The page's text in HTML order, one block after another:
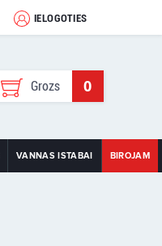
IELOGOTIES
Grozs 0
VANNAS ISTABAI BIROJAM